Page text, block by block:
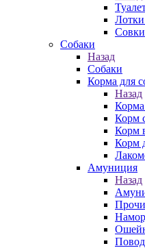
Совки
Собаки
Назад
Собаки
Корма для
Назад
Корма
Корм
Корм
Корм
Амуниция
Назад